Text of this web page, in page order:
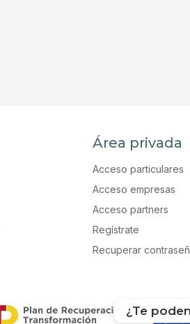
Área privada
Acceso particulares
Acceso empresas
Acceso partners
Regístrate
Recuperar
¿Te